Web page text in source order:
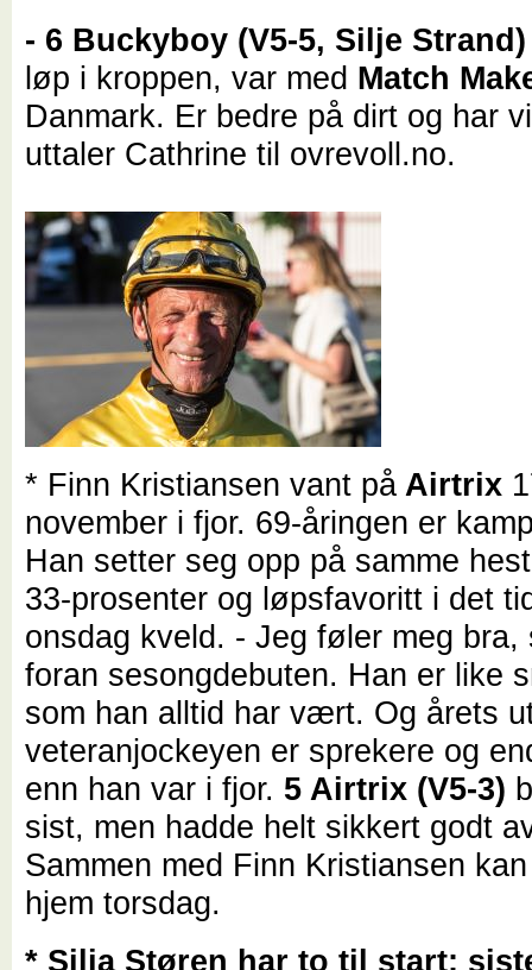
- 6 Buckyboy (V5-5, Silje
løp i kroppen, var med Match
Danmark. Er bedre på dirt og har
uttaler Cathrine til ovrevoll.no.
* Finn Kristiansen vant på Airtrix
november i fjor. 69-åringen er
Han setter seg opp på samme
33-prosenter og løpsfavoritt i det
onsdag kveld. - Jeg føler meg bra,
foran sesongdebuten. Han er like
som han alltid har vært. Og årets
veteranjockeyen er sprekere og
enn han var i fjor. 5 Airtrix (V5-3)
sist, men hadde helt sikkert godt
Sammen med Finn Kristiansen
hjem torsdag.
* Silja Støren har to til start;